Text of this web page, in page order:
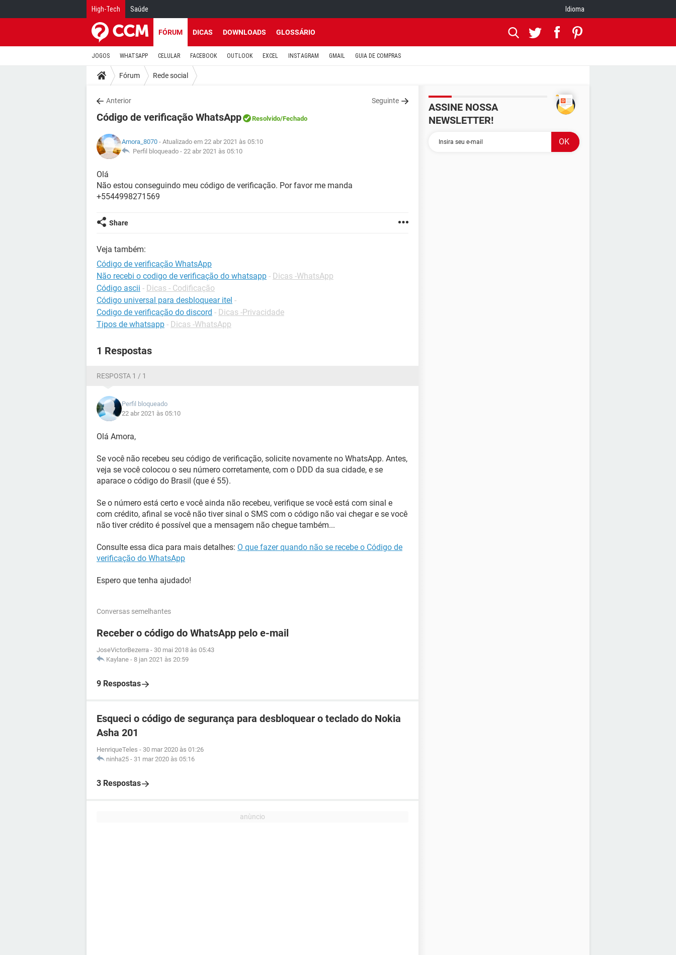
High-Tech Saúde Idioma
FÓRUM DICAS DOWNLOADS GLOSSÁRIO
JOGOS WHATSAPP CELULAR FACEBOOK OUTLOOK EXCEL INSTAGRAM GMAIL GUIA DE COMPRAS
Fórum Rede social
Anterior Seguinte
Código de verificação WhatsApp Resolvido/Fechado
Amora_8070 - Atualizado em 22 abr 2021 às 05:10
Perfil bloqueado - 22 abr 2021 às 05:10
Olá
Não estou conseguindo meu código de verificação. Por favor me manda
+5544998271569
Share
Veja também:
Código de verificação WhatsApp
Não recebi o codigo de verificação do whatsapp - Dicas -WhatsApp
Código ascii - Dicas - Codificação
Código universal para desbloquear itel -
Codigo de verificação do discord - Dicas -Privacidade
Tipos de whatsapp - Dicas -WhatsApp
1 Respostas
RESPOSTA 1 / 1
Perfil bloqueado
22 abr 2021 às 05:10
Olá Amora,
Se você não recebeu seu código de verificação, solicite novamente no WhatsApp. Antes,
veja se você colocou o seu número corretamente, com o DDD da sua cidade, e se
aparace o código do Brasil (que é 55).
Se o número está certo e você ainda não recebeu, verifique se você está com sinal e
com crédito, afinal se você não tiver sinal o SMS com o código não vai chegar e se você
não tiver crédito é possível que a mensagem não chegue também...
Consulte essa dica para mais detalhes: O que fazer quando não se recebe o Código de
verificação do WhatsApp
Espero que tenha ajudado!
Conversas semelhantes
Receber o código do WhatsApp pelo e-mail
JoseVictorBezerra - 30 mai 2018 às 05:43
Kaylane - 8 jan 2021 às 20:59
9 Respostas
Esqueci o código de segurança para desbloquear o teclado do Nokia
Asha 201
HenriqueTeles - 30 mar 2020 às 01:26
ninha25 - 31 mar 2020 às 05:16
3 Respostas
ASSINE NOSSA
NEWSLETTER!